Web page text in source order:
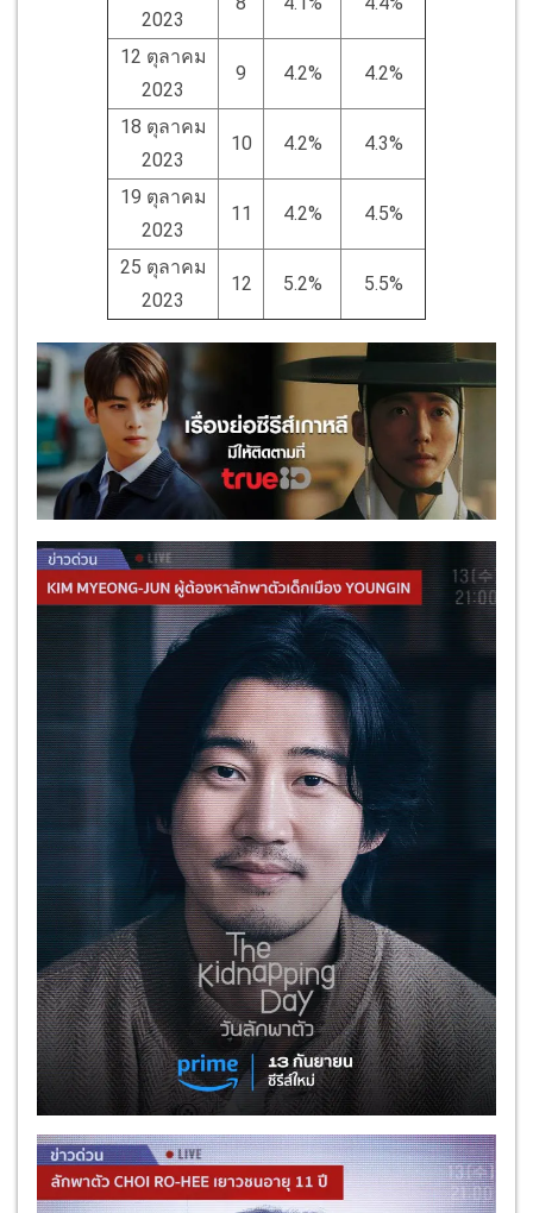
2023
12 ตุลาคม
2023
9 4.2% 4.2%
18 ตุลาคม
2023
10 4.2% 4.3%
19 ตุลาคม
2023
11 4.2% 4.5%
25 ตุลาคม
2023
12 5.2% 5.5%